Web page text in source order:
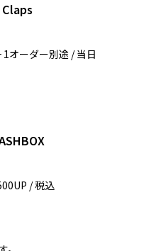
オーダー別途 / 当日
/ 税込